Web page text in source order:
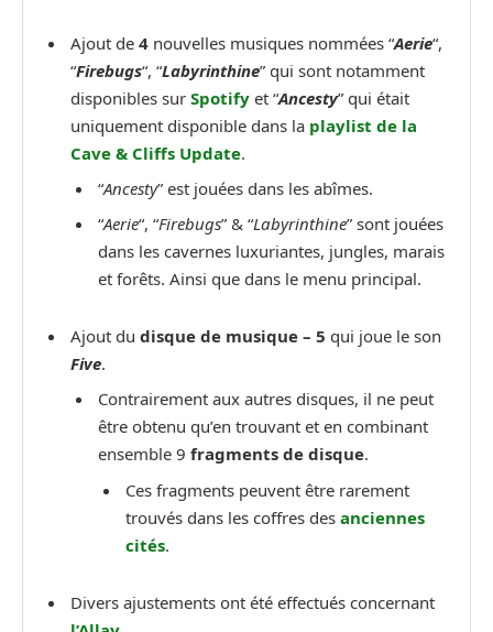
Ajout de 4 nouvelles musiques nommées “Aerie“,
“Firebugs“, “Labyrinthine” qui sont notamment
disponibles sur Spotify et “Ancesty” qui était
uniquement disponible dans la playlist de la
Cave & Cliffs Update.
“Ancesty” est jouées dans les abîmes.
“Aerie“, “Firebugs” & “Labyrinthine” sont jouées
dans les cavernes luxuriantes, jungles, marais
et forêts. Ainsi que dans le menu principal.
Ajout du disque de musique – 5 qui joue le son
Five.
Contrairement aux autres disques, il ne peut
être obtenu qu’en trouvant et en combinant
ensemble 9 fragments de disque.
Ces fragments peuvent être rarement
trouvés dans les coffres des anciennes
cités.
Divers ajustements ont été effectués concernant